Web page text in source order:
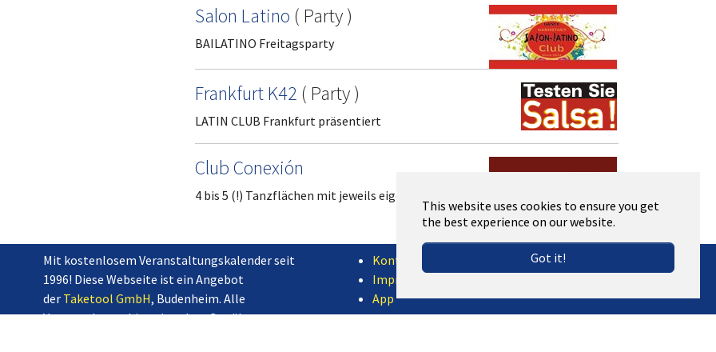
This website uses cookies to ensure you get
the best experience on our website.
Got it!
Salon Latino ( Party)
BAILATINO Freitagsparty
Frankfurt K42 ( Party)
LATIN CLUB Frankfurt präsentiert
Club Conexión
4 bis 5 (!) Tanzflächen mit jeweils eigenem DJ
Wohnzimmer
Salsa im Wohnzimmer - jeden Dienstag
Mit kostenlosem Veranstaltungskalender seit
1996! Diese Webseite ist ein Angebot
der Taketool GmbH, Budenheim. Alle
Veranstaltungshinweise ohne Gewähr.
Kontakt
Impressum
App